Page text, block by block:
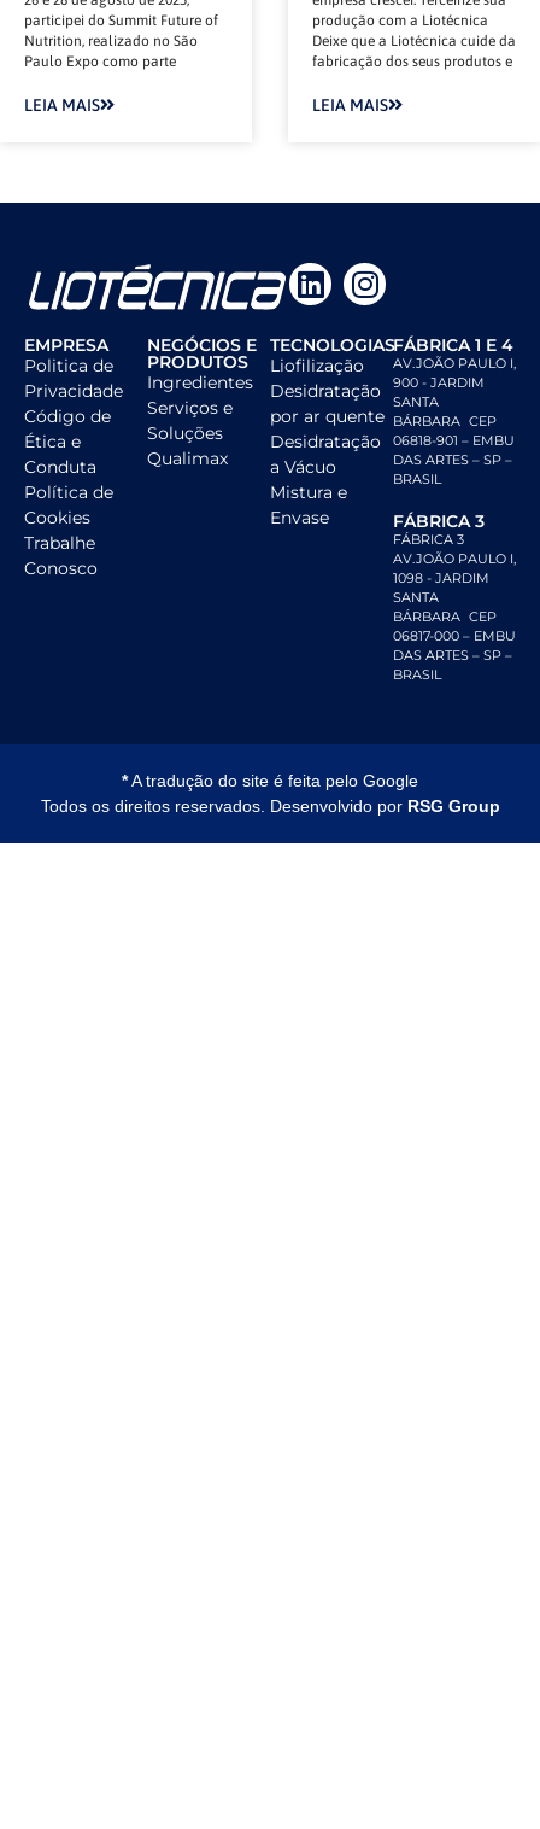
participei do Summit Future of
Nutrition, realizado no São
Paulo Expo como parte
LEIA MAIS
produção com a Liotécnica
Deixe que a Liotécnica cuide da
fabricação dos seus produtos e
LEIA MAIS
EMPRESA
Politica de
Privacidade
Código de
Ética e
Conduta
Política de
Cookies
Trabalhe
Conosco
NEGÓCIOS E
PRODUTOS
Ingredientes
Serviços e
Soluções
Qualimax
TECNOLOGIAS
Liofilização
Desidratação
por ar quente
Desidratação
a Vácuo
Mistura e
Envase
FÁBRICA 1 E 4
AV.JOÃO PAULO I,
900 - JARDIM
SANTA
BÁRBARA CEP
06818-901 – EMBU
DAS ARTES – SP –
BRASIL
FÁBRICA 3
FÁBRICA 3
AV.JOÃO PAULO I,
1098 - JARDIM
SANTA
BÁRBARA CEP
06817-000 – EMBU
DAS ARTES – SP –
BRASIL
Todos os direitos reservados. Desenvolvido por RSG Group
*A tradução do site é feita pelo Google